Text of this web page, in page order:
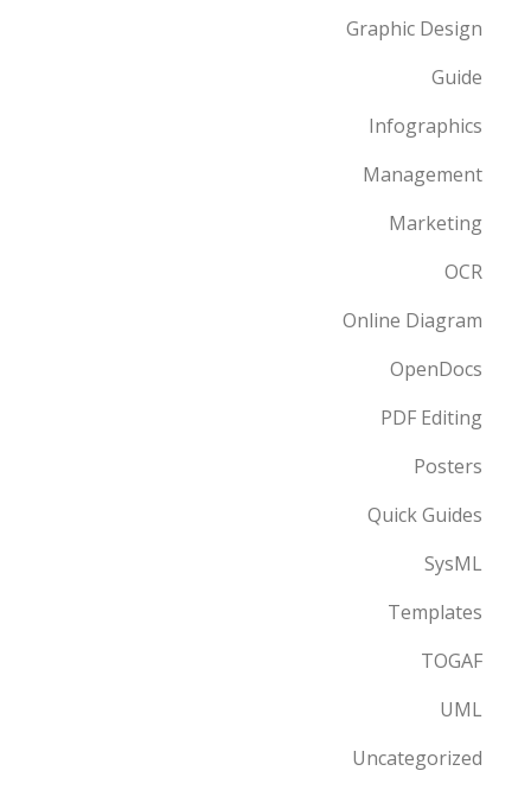
Graphic Design
Guide
Infographics
Management
Marketing
OCR
Online Diagram
OpenDocs
PDF Editing
Posters
Quick Guides
SysML
Templates
TOGAF
UML
Uncategorized